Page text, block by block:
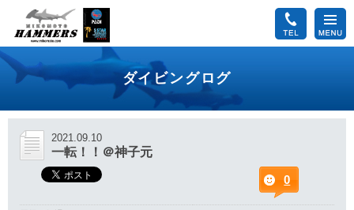
ダイビングログ
一転！！＠神子元
2021.09.10
0